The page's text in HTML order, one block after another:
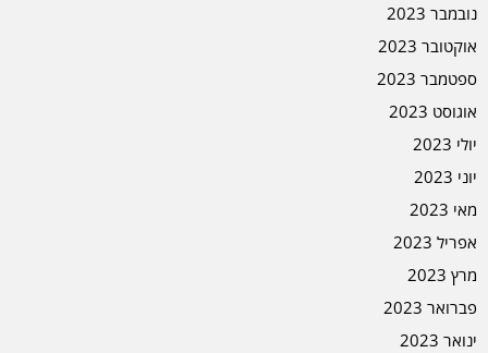
נובמבר 2023
אוקטובר 2023
ספטמבר 2023
אוגוסט 2023
יולי 2023
יוני 2023
מאי 2023
אפריל 2023
מרץ 2023
פברואר 2023
ינואר 2023